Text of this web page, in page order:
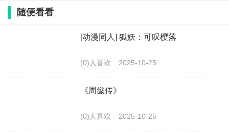
随便看看
[动漫同人] 狐妖：可叹樱落
(0)人喜欢 2025-10-25
《周懿传》
(0)人喜欢 2025-10-25